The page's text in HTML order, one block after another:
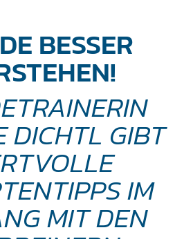
BESSER
DICHTL GIBT
IM
MIT DEN